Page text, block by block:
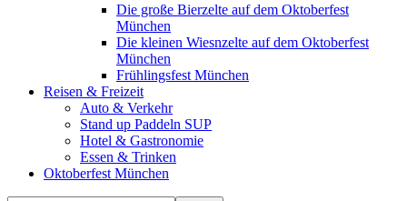
Die große Bierzelte auf dem Oktoberfest
München
Die kleinen Wiesnzelte auf dem Oktoberfest
München
Frühlingsfest München
Reisen & Freizeit
Auto & Verkehr
Stand up Paddeln SUP
Hotel & Gastronomie
Essen & Trinken
Oktoberfest München